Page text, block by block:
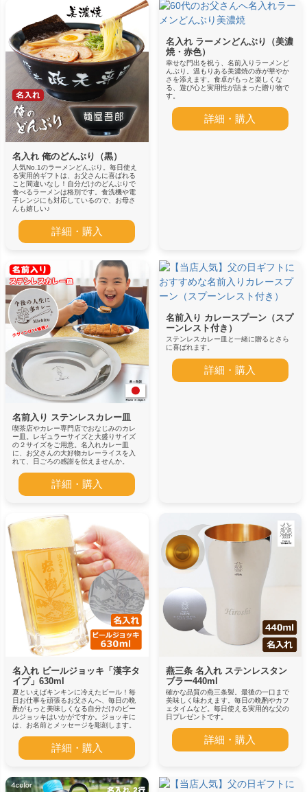
名入れ 俺のどんぶり（黒）
人気No.1のラーメンどんぶり。毎日使え
る実用的ギフトは、お父さんに喜ばれる
こと間違いなし！自分だけのどんぶりで
食べるラーメンは格別です。食洗機や電
子レンジにも対応しているので、お母さ
んも嬉しい♪
詳細・購入
名入れ ラーメンどんぶり（美濃
焼・赤色）
幸せな門出を祝う、名前入りラーメンど
んぶり。温もりある美濃焼の赤が華やか
さを添えます。食卓がもっと楽しくな
る、遊び心と実用性が詰まった贈り物で
す。
詳細・購入
名前入り ステンレスカレー皿
喫茶店やカレー専門店でおなじみのカレ
ー皿。レギュラーサイズと大盛りサイズ
の２サイズをご用意。名入れカレー皿
に、お父さんの大好物カレーライスを入
れて、日ごろの感謝を伝えませんか。
詳細・購入
名前入り カレースプーン（スプ
ーンレスト付き）
ステンレスカレー皿と一緒に贈るとさら
に喜ばれます。
詳細・購入
名入れ ビールジョッキ「漢字タ
イプ」630ml
夏といえばキンキンに冷えたビール！毎
日お仕事を頑張るお父さんへ、毎日の晩
酌がもっと美味しくなる自分だけのビー
ルジョッキはいかがですか。ジョッキに
は、お名前とメッセージを彫刻します。
詳細・購入
燕三条 名入れ ステンレスタン
ブラー440ml
確かな品質の燕三条製。最後の一口まで
美味しく味わえます。毎日の晩酌やカフ
ェタイムなど。毎日使える実用的な父の
日プレゼントです。
詳細・購入